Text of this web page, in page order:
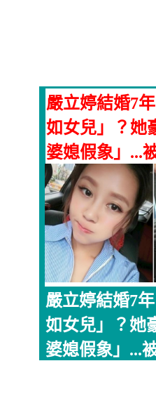
嚴立婷結婚7
如女兒」？她
婆媳假象」...
嚴立婷結婚7
如女兒」？她
婆媳假象」...